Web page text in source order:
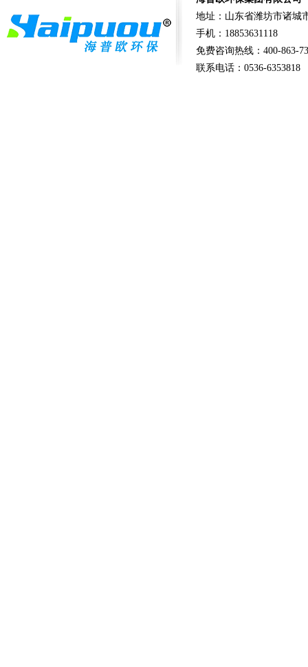
地址：山东省潍坊市诸城
手机：18853631118
免费咨询热线：400-863-
联系电话：0536-6353818